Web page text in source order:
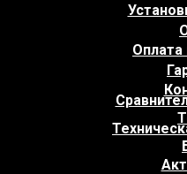
Оплата